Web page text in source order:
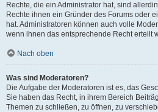
Rechte, die ein Administrator hat, sind
Rechte ihnen ein Gründer des Forums oder
hat. Administratoren können auch volle
wenn ihnen das entsprechende Recht erteilt
Nach oben
Was sind Moderatoren?
Die Aufgabe der Moderatoren ist es, das
Sie haben das Recht, in ihrem Bereich
Themen zu schließen, zu öffnen, zu